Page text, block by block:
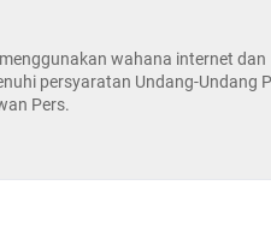
wahana internet dan
persyaratan Undang-Undang
Pers.